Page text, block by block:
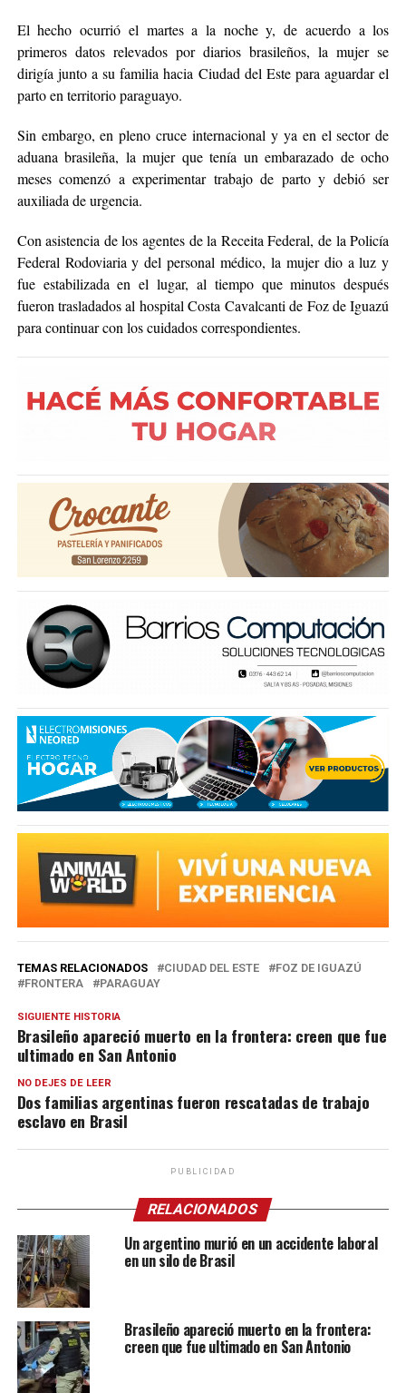
El hecho ocurrió el martes a la noche y, de acuerdo a los
primeros datos relevados por diarios brasileños, la mujer se
dirigía junto a su familia hacia Ciudad del Este para aguardar el
parto en territorio paraguayo.
Sin embargo, en pleno cruce internacional y ya en el sector de
aduana brasileña, la mujer que tenía un embarazado de ocho
meses comenzó a experimentar trabajo de parto y debió ser
auxiliada de urgencia.
Con asistencia de los agentes de la Receita Federal, de la Policía
Federal Rodoviaria y del personal médico, la mujer dio a luz y
fue estabilizada en el lugar, al tiempo que minutos después
fueron trasladados al hospital Costa Cavalcanti de Foz de Iguazú
para continuar con los cuidados correspondientes.
TEMAS RELACIONADOS CIUDAD DEL ESTE
FOZ DE IGUAZÚ
FRONTERA
PARAGUAY
SIGUIENTE HISTORIA
Brasileño apareció muerto en la frontera: creen que fue
ultimado en San Antonio
NO DEJES DE LEER
Dos familias argentinas fueron rescatadas de trabajo
esclavo en Brasil
PUBLICIDAD
RELACIONADOS
Un argentino murió en un accidente laboral
en un silo de Brasil
Brasileño apareció muerto en la frontera:
creen que fue ultimado en San Antonio